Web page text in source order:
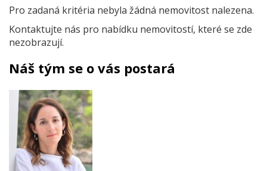
Pro zadaná kritéria nebyla žádná nemovitost nalezena.
Kontaktujte nás pro nabídku nemovitostí, které se zde
nezobrazují.
Náš tým se o vás postará